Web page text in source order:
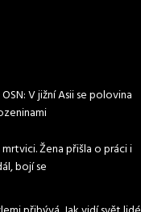
OSN: V jižní Asii se polovina
Žena přišla o práci i
bojí se